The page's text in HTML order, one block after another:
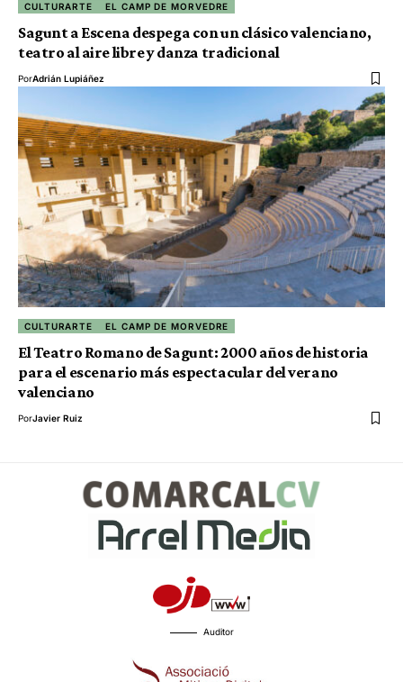
CULTURARTE EL CAMP DE MORVEDRE
Sagunt a Escena despega con un clásico valenciano,
teatro al aire libre y danza tradicional
PorAdrián Lupiáñez
CULTURARTE EL CAMP DE MORVEDRE
El Teatro Romano de Sagunt: 2000 años de historia
para el escenario más espectacular del verano
valenciano
PorJavier Ruiz
Auditor